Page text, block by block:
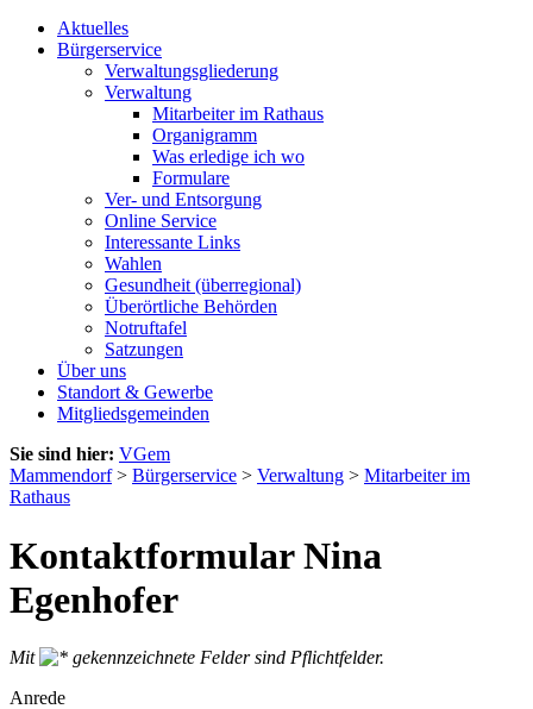
Aktuelles
Bürgerservice
Verwaltungsgliederung
Verwaltung
Mitarbeiter im Rathaus
Organigramm
Was erledige ich wo
Formulare
Ver- und Entsorgung
Online Service
Interessante Links
Wahlen
Gesundheit (überregional)
Überörtliche Behörden
Notruftafel
Satzungen
Über uns
Standort & Gewerbe
Mitgliedsgemeinden
Sie sind hier: VGem
Mammendorf> Bürgerservice > Verwaltung > Mitarbeiter im
Rathaus
Kontaktformular Nina
Egenhofer
Mit
gekennzeichnete Felder sind Pflichtfelder.
Anrede